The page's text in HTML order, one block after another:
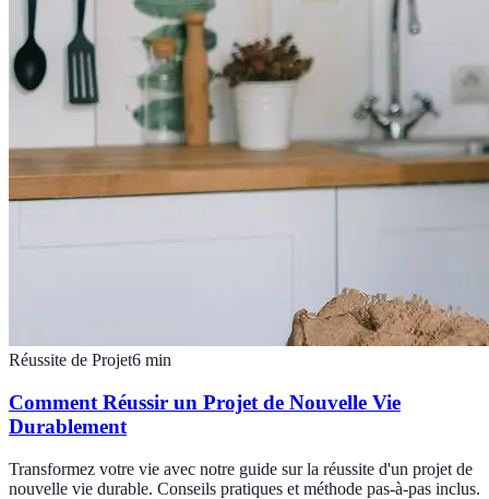
Réussite de Projet6 min
Comment Réussir un Projet de Nouvelle Vie
Durablement
Transformez votre vie avec notre guide sur la réussite d'un projet de
nouvelle vie durable. Conseils pratiques et méthode pas-à-pas inclus.